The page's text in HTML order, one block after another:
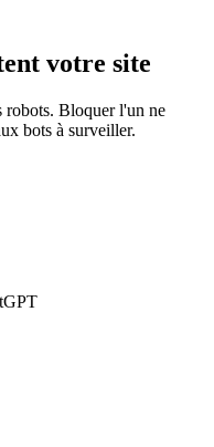
votre site
robots. Bloquer l'un ne
bots à surveiller.